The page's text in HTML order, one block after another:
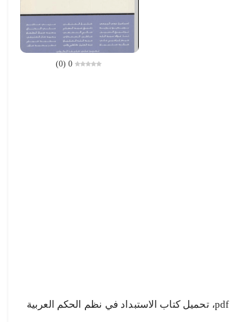
0
(
0
)
الاستبداد في نظم الحكم العربية المعاصرة pdf، تحميل كتاب الاستبداد في نظم الحكم العربية